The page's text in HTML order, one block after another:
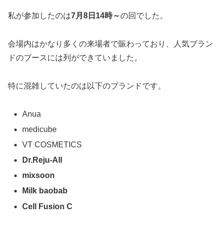
私が参加したのは7月8日14時～の回でした。
会場内はかなり多くの来場者で賑わっており、人気ブラン
ドのブースには列ができていました。
特に混雑していたのは以下のブランドです。
Anua
medicube
VT COSMETICS
Dr.Reju-All
mixsoon
Milk baobab
Cell Fusion C